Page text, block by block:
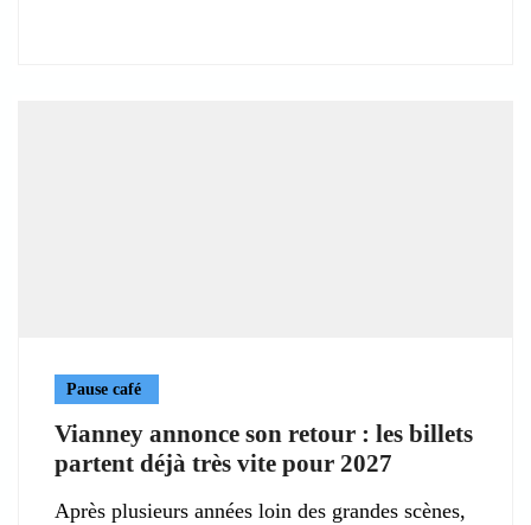
Pause café
Vianney annonce son retour : les billets
partent déjà très vite pour 2027
Après plusieurs années loin des grandes scènes,